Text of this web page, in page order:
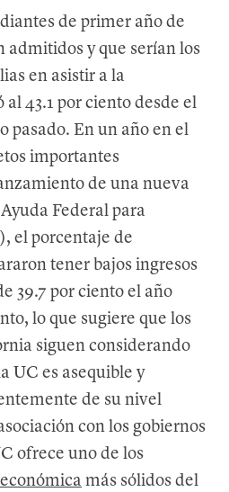
de primer año de
y que serían los
en asistir a la
43.1 por ciento desde el
pasado. En un año en el
importantes
de una nueva
Federal para
el porcentaje de
tener bajos ingresos
39.7 por ciento el año
lo que sugiere que los
siguen considerando
UC es asequible y
de su nivel
con los gobiernos
ofrece uno de los
más sólidos del